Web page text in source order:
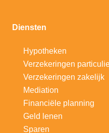
Diensten
Hypotheken
Verzekeringen
Verzekeringen zakelijk
Mediation
Financiële planning
Geld lenen
Sparen